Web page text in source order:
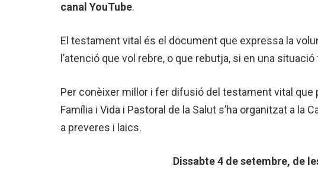
canal YouTube.
El testament vital és el document que expressa la
l’atenció que vol rebre, o que rebutja, si en una
Per conèixer millor i fer difusió del testament vital que
Família i Vida i Pastoral de la Salut s’ha organitzat a la
a preveres i laics.
Dissabte 4 de setembre, de